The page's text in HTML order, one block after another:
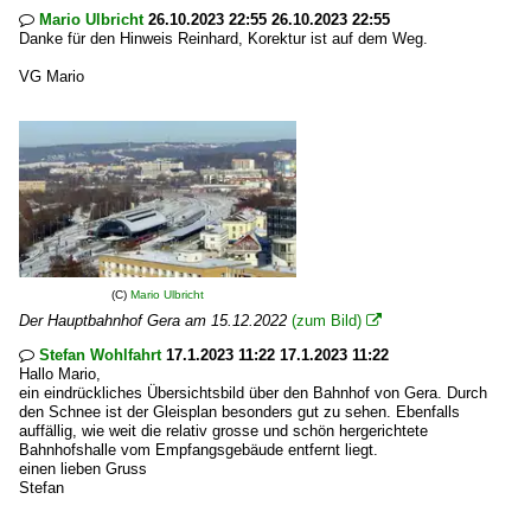
 Mario Ulbricht26.10.2023 22:55 26.10.2023 22:55
Danke für den Hinweis Reinhard, Korektur ist auf dem Weg.
VG Mario
(C) Mario Ulbricht
Der Hauptbahnhof Gera am 15.12.2022 (zum Bild) 
 Stefan Wohlfahrt17.1.2023 11:22 17.1.2023 11:22
Hallo Mario,
ein eindrückliches Übersichtsbild über den Bahnhof von Gera. Durch
den Schnee ist der Gleisplan besonders gut zu sehen. Ebenfalls
auffällig, wie weit die relativ grosse und schön hergerichtete
Bahnhofshalle vom Empfangsgebäude entfernt liegt.
einen lieben Gruss
Stefan